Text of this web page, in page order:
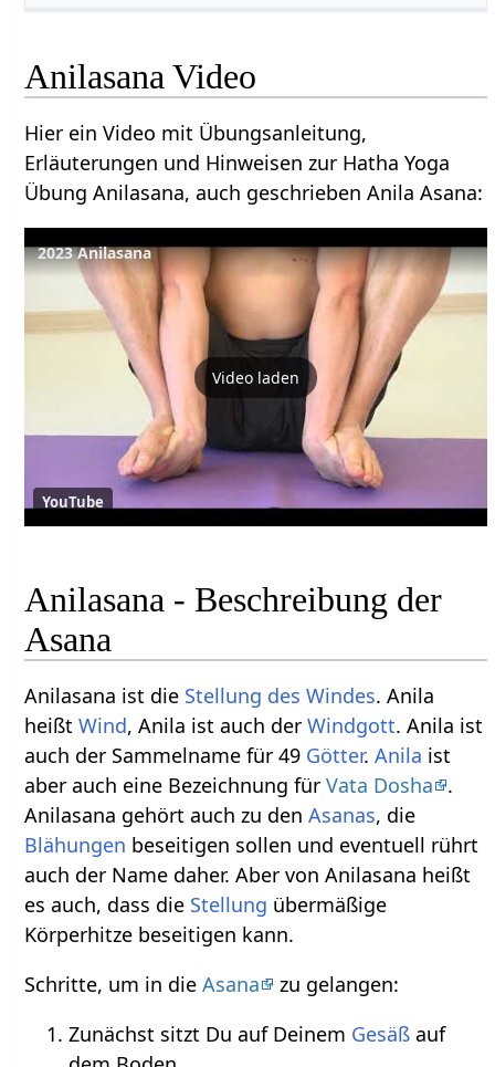
Anilasana Video
Hier ein Video mit Übungsanleitung,
Erläuterungen und Hinweisen zur Hatha Yoga
Übung Anilasana, auch geschrieben Anila Asana:
2023 Anilasana
Video laden
YouTube
Anilasana - Beschreibung der
Asana
Anilasana ist die Stellung des Windes. Anila
heißtWind, Anila ist auch derWindgott. Anila ist
auch der Sammelname für 49 Götter.Anila ist
aber auch eine Bezeichnung fürVata Dosha
.
Anilasana gehört auch zu denAsanas, die
Blähungen beseitigen sollen und eventuell rührt
auch der Name daher. Aber von Anilasana heißt
es auch, dass die Stellung übermäßige
Körperhitze beseitigen kann.
Schritte, um in dieAsana
zu gelangen:
Zunächst sitzt Du auf Deinem Gesäß auf